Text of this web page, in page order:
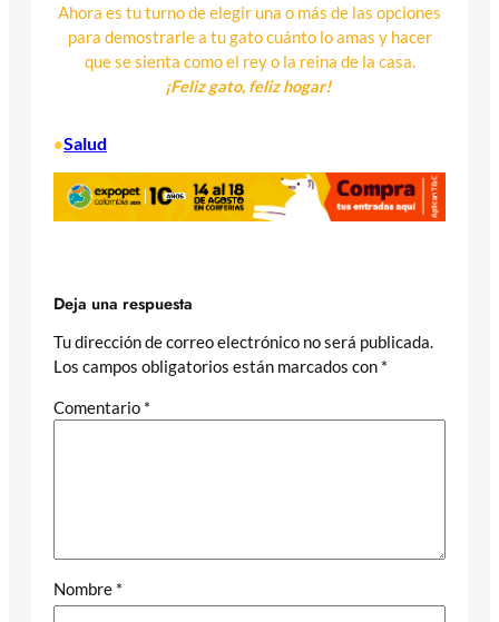
Ahora es tu turno de elegir una o más de las opciones
para demostrarle a tu gato cuánto lo amas y hacer
que se sienta como el rey o la reina de la casa.
¡Feliz gato, feliz hogar!
•Salud
Deja una respuesta
Tu dirección de correo electrónico no será publicada.
Los campos obligatorios están marcados con *
Comentario *
Nombre *